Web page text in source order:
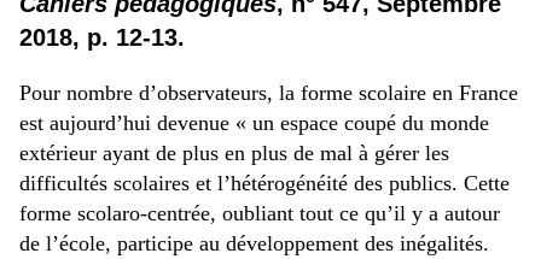
2018, p. 12-13.
Pour nombre d’observateurs, la forme scolaire en France
est aujourd’hui devenue « un espace coupé du monde
extérieur ayant de plus en plus de mal à gérer les
difficultés scolaires et l’hétérogénéité des publics. Cette
forme scolaro-centrée, oubliant tout ce qu’il y a autour
de l’école, participe au développement des inégalités.